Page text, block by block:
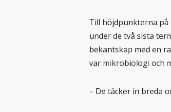
Till höjdpunkterna på
under de två sista
bekantskap med en
var mikrobiologi och
– De täcker in breda